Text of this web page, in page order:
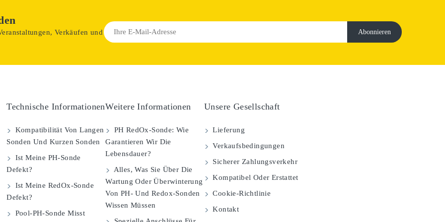
Verkäufen und
Technische Informationen
Kompatibilität Von Langen
Sonden Und Kurzen Sonden
Ist Meine PH-Sonde
Defekt?
Ist Meine RedOx-Sonde
Defekt?
Pool-PH-Sonde Misst
Weitere Informationen
PH RedOx-Sonde: Wie
Garantieren Wir Die
Lebensdauer?
Alles, Was Sie Über Die
Wartung Oder Überwinterung
Von PH- Und Redox-Sonden
Wissen Müssen
Unsere Gesellschaft
Lieferung
Verkaufsbedingungen
Sicherer Zahlungsverkehr
Kompatibel Oder Erstattet
Cookie-Richtlinie
Kontakt